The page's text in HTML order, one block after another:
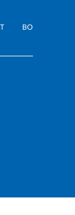
BO